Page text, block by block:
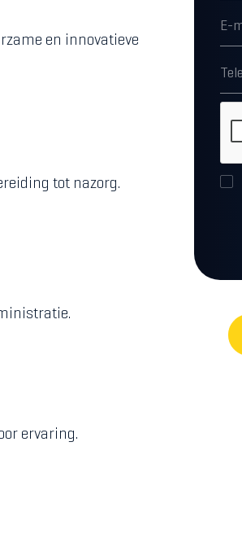
en innovatieve
tot nazorg.
ervaring.